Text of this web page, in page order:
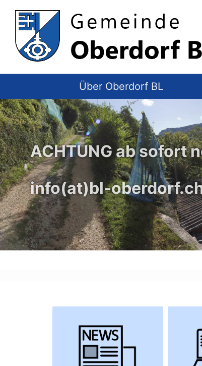
Top
Navigation
Über Oberdorf BL
ACHTUNG ab sofort
info(at)bl-